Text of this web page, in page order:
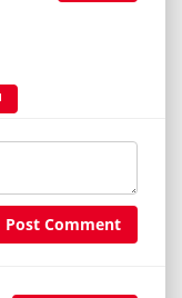
Post Comment